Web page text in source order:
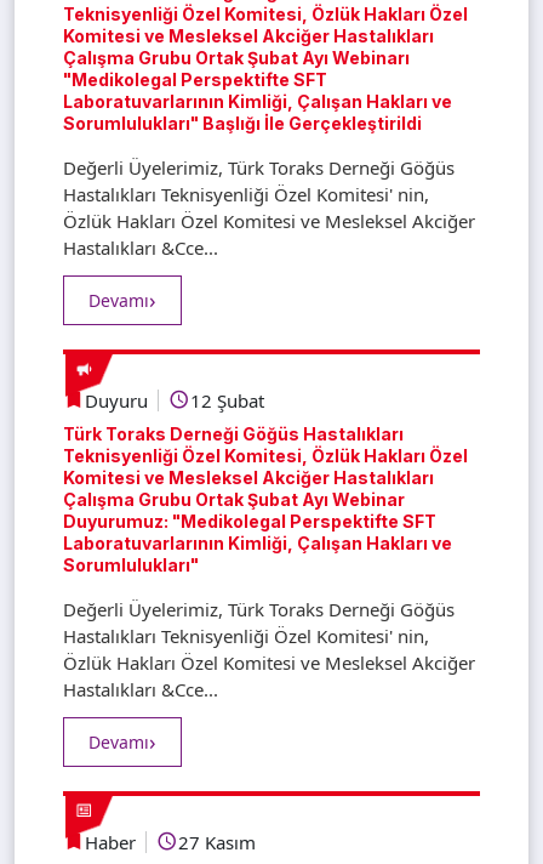
Teknisyenliği Özel Komitesi, Özlük Hakları Özel
Komitesi ve Mesleksel Akciğer Hastalıkları
Çalışma Grubu Ortak Şubat Ayı Webinarı
"Medikolegal Perspektifte SFT
Laboratuvarlarının Kimliği, Çalışan Hakları ve
Sorumlulukları" Başlığı İle Gerçekleştirildi
Değerli Üyelerimiz, Türk Toraks Derneği Göğüs
Hastalıkları Teknisyenliği Özel Komitesi' nin,
Özlük Hakları Özel Komitesi ve Mesleksel Akciğer
Hastalıkları &Cce...
Devamı
Duyuru 12 Şubat
Türk Toraks Derneği Göğüs Hastalıkları
Teknisyenliği Özel Komitesi, Özlük Hakları Özel
Komitesi ve Mesleksel Akciğer Hastalıkları
Çalışma Grubu Ortak Şubat Ayı Webinar
Duyurumuz: "Medikolegal Perspektifte SFT
Laboratuvarlarının Kimliği, Çalışan Hakları ve
Sorumlulukları"
Değerli Üyelerimiz, Türk Toraks Derneği Göğüs
Hastalıkları Teknisyenliği Özel Komitesi' nin,
Özlük Hakları Özel Komitesi ve Mesleksel Akciğer
Hastalıkları &Cce...
Devamı
Haber 27 Kasım